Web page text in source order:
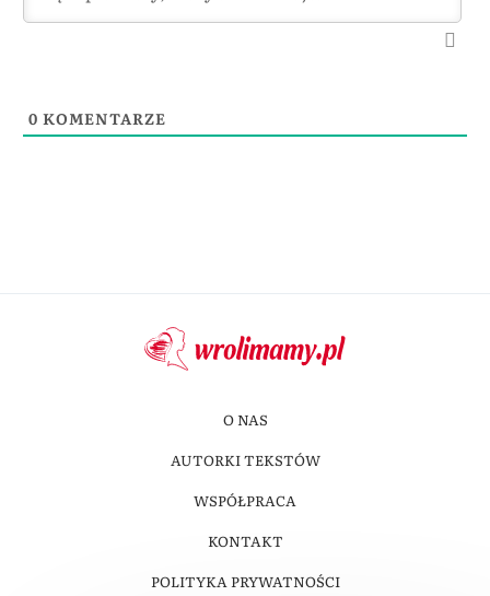
0 KOMENTARZE
O NAS
AUTORKI TEKSTÓW
WSPÓŁPRACA
KONTAKT
POLITYKA PRYWATNOŚCI